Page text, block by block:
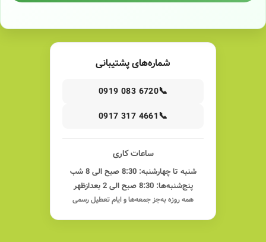
شماره‌های پشتیبانی
📞
0919 083 6720
📞
0917 317 4661
ساعات کاری
شنبه تا چهارشنبه: 8:30 صبح الی 8 شب
پنج‌شنبه‌ها: 8:30 صبح الی 2 بعدازظهر
همه روزه به‌جز جمعه‌ها و ایام تعطیل رسمی